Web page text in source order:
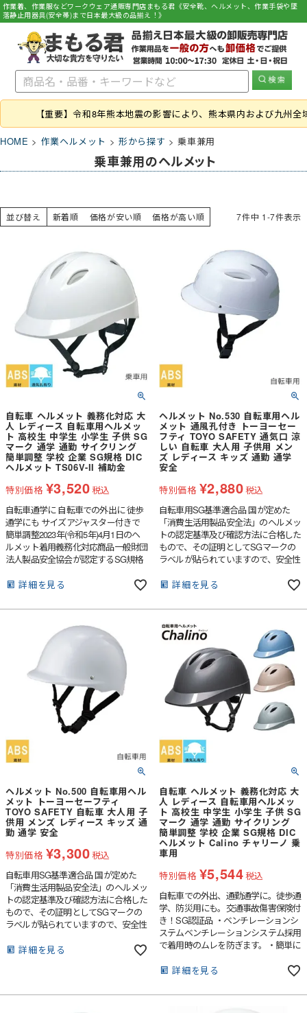
作業着、作業服などワークウェア通販専門店まもる君《安全靴、ヘルメット、作業手袋や墜
落静止用器具(安全帯)まで日本最大級の品揃え！》
【重要】令和8年熊本地震の影響により、熊本県内および九州
HOME 作業ヘルメット 形から探す 乗車兼用
乗車兼用のヘルメット
並び替え 新着順 価格が安い順 価格が高い順 7件中 1-7件表示
自転車 ヘルメット 義務化対応 大
人 レディース 自転車用ヘルメッ
ト 高校生 中学生 小学生 子供 SG
マーク 通学 通勤 サイクリング
簡単調整 学校 企業 SG規格 DIC
ヘルメット TS06V-II 補助金
特別価格 ¥3,520税込
自転車通学に 自転車での外出に 徒歩
通学にも サイズアジャスター付きで
簡単調整2023年(令和5年)4月1日のヘ
ルメット着用義務化対応商品一般財団
法人製品安全協会が認定するSG規格
システム採用で着用時のムレを防ぎま
詳細を見る
ヘルメット No.530 自転車用ヘル
メット 通風孔付き トーヨーセー
フティ TOYO SAFETY 通気口 涼
しい 自転車 大人用 子供用 メン
ズ レディース キッズ 通勤 通学
安全
特別価格 ¥2,880税込
自転車用SG基準適合品 国が定めた
「消費生活用製品安全法」のヘルメッ
トの認定基準及び確認方法に合格した
もので、その証明としてSGマークの
ラベルが貼られていますので、安全性
細かいサイズ調節も可能。お子様の通
詳細を見る
ヘルメット No.500 自転車用ヘル
メット トーヨーセーフティ
TOYO SAFETY 自転車 大人用 子
供用 メンズ レディース キッズ 通
勤 通学 安全
特別価格 ¥3,300税込
自転車用SG基準適合品 国が定めた
「消費生活用製品安全法」のヘルメッ
トの認定基準及び確認方法に合格した
もので、その証明としてSGマークの
ラベルが貼られていますので、安全性
にぜひ！
詳細を見る
自転車 ヘルメット 義務化対応 大
人 レディース 自転車用ヘルメッ
ト 高校生 中学生 小学生 子供 SG
マーク 通学 通勤 サイクリング
簡単調整 学校 企業 SG規格 DIC
ヘルメット Calino チャリーノ 乗
車用
特別価格 ¥5,544税込
自転車での外出、通勤通学に。徒歩通
学、防災用にも。交通事故傷害保険付
き！SG認証品 ・ベンチレーションシ
ステムベンチレーションシステム採用
で着用時のムレを防ぎます。・簡単に
後頭部のサイズ調整ができるので安定
性の良いクッションを採用。取り付
詳細を見る